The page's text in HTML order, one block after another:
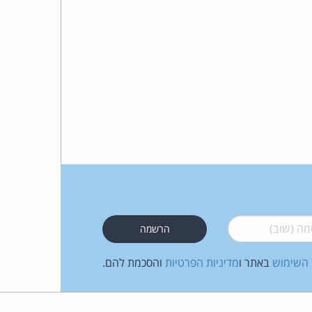
(שוב)*
השימוש באתר ומדיניות הפרטיות והסכמת להם.